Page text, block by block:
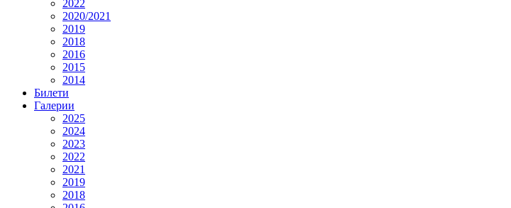
2022
2020/2021
2019
2018
2016
2015
2014
Билети
Галерии
2025
2024
2023
2022
2021
2019
2018